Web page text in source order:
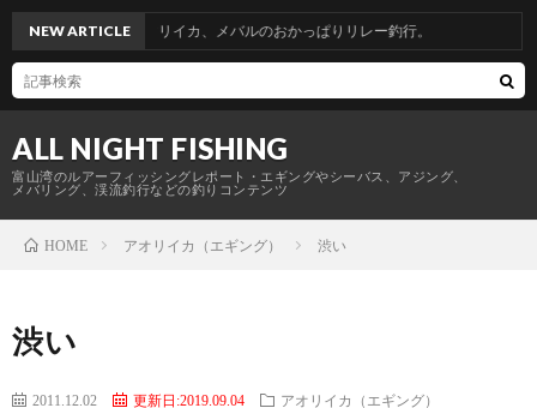
ALL NIGHT FISHING
富山湾のルアーフィッシングレポート・エギングやシーバス、アジング、
メバリング、渓流釣行などの釣りコンテンツ
NEW ARTICLE
青物からのヤリイカ、メバルのおかっぱりリレー釣行。
HOME アオリイカ（エギング） 渋い
渋い
2011.12.02 更新日:2019.09.04
アオリイカ（エギング）